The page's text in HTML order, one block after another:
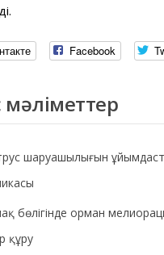
Facebook
мәліметтер
шаруашылығын
бөлігінде орман
құру